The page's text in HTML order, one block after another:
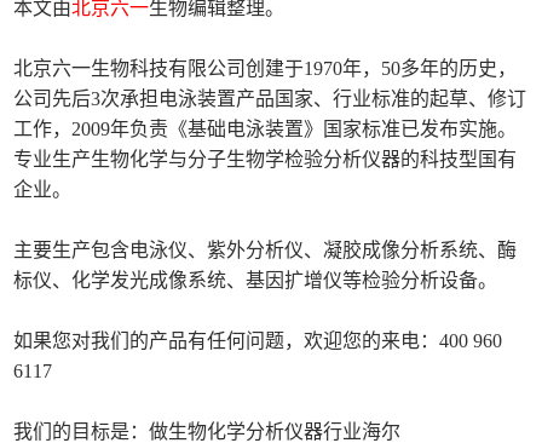
本文由北京六一生物编辑整理。
北京六一生物科技有限公司创建于1970年，50多年的历史，
公司先后3次承担电泳装置产品国家、行业标准的起草、修订
工作，2009年负责《基础电泳装置》国家标准已发布实施。
专业生产生物化学与分子生物学检验分析仪器的科技型国有
企业。
主要生产包含电泳仪、紫外分析仪、凝胶成像分析系统、酶
标仪、化学发光成像系统、基因扩增仪等检验分析设备。
如果您对我们的产品有任何问题，欢迎您的来电：400 960
6117
我们的目标是：做生物化学分析仪器行业海尔